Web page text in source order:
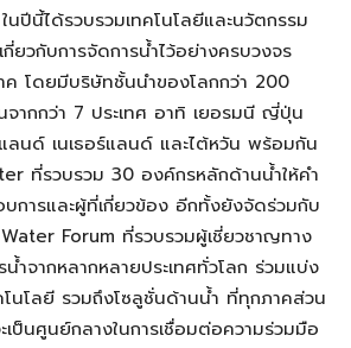
นปีนี้ได้รวบรวมเทคโนโลยีและนวัตกรรม
ยวกับการจัดการน้ำไว้อย่างครบวงจร
โดยมีบริษัทชั้นนำของโลกกว่า 200
จากกว่า 7 ประเทศ อาทิ เยอรมนี ญี่ปุ่น
ลนด์ เนเธอร์แลนด์ และไต้หวัน พร้อมกัน
ที่รวบรวม 30 องค์กรหลักด้านน้ำให้คำ
บการและผู้ที่เกี่ยวข้อง อีกทั้งยังจัดร่วมกับ
Forum ที่รวบรวมผู้เชี่ยวชาญทาง
ำจากหลากหลายประเทศทั่วโลก ร่วมแบ่ง
โนโลยี รวมถึงโซลูชั่นด้านน้ำ ที่ทุกภาคส่วน
เป็นศูนย์กลางในการเชื่อมต่อความร่วมมือ